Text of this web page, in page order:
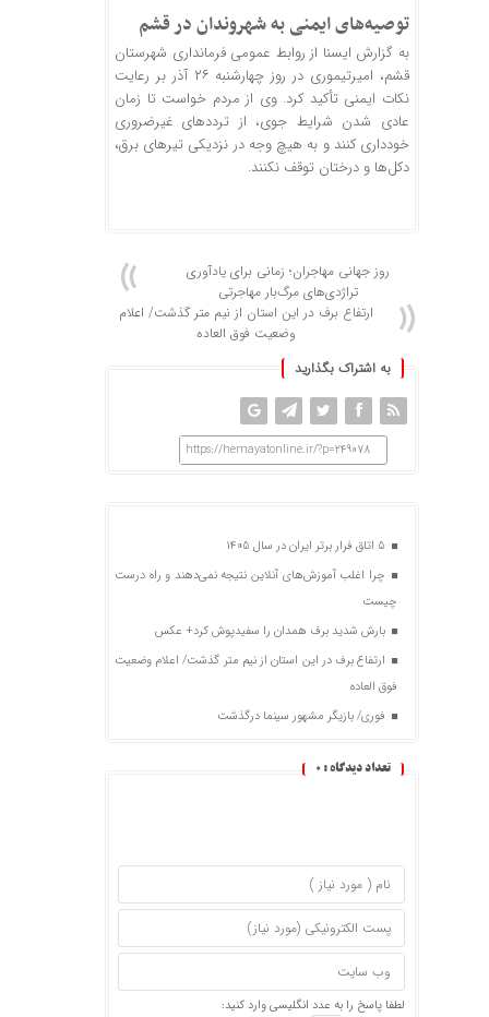
توصیه‌های ایمنی به شهروندان در قشم
به گزارش ایسنا از روابط عمومی فرمانداری شهرستان
قشم، امیرتیموری در روز چهارشنبه ۲۶ آذر بر رعایت
نکات ایمنی تأکید کرد. وی از مردم خواست تا زمان
عادی شدن شرایط جوی، از تردد‌های غیرضروری
خودداری کنند و به هیچ وجه در نزدیکی تیر‌های برق،
دکل‌ها و درختان توقف نکنند.
روز جهانی مهاجران؛ زمانی برای یادآوری
تراژدی‌های مرگ‌بار مهاجرتی
ارتفاع برف در این استان از نیم متر گذشت/ اعلام
وضعیت فوق العاده
به اشتراک بگذارید
https://hemayatonline.ir/?p=249078
چرا اغلب آموزش‌های آنلاین نتیجه نمی‌دهند و راه درست
چیست
بارش شدید برف همدان را سفیدپوش کرد+ عکس
ارتفاع برف در این استان از نیم متر گذشت/ اعلام وضعیت
فوق العاده
فوری/ بازیگر مشهور سینما درگذشت
تعداد دیدگاه : 0
لطفا پاسخ را به عدد انگلیسی وارد کنید: